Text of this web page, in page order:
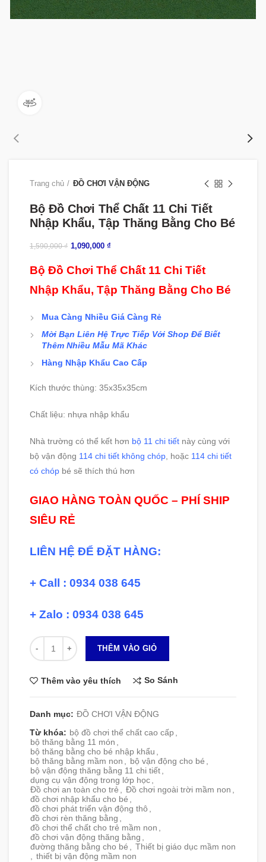
Trang chủ ĐỒ CHƠI VẬN ĐỘNG
Bộ Đồ Chơi Thể Chất 11 Chi Tiết
Nhập Khẩu, Tập Thăng Bằng Cho Bé
1,590,000₫ 1,090,000 ₫
Bộ Đồ Chơi Thể Chất 11 Chi Tiết
Nhập Khẩu, Tập Thăng Bằng Cho Bé
Mua Càng Nhiều Giá Càng Rẻ
Mời Bạn Liên Hệ Trực Tiếp Với Shop Để Biết
Thêm Nhiều Mẫu Mã Khác
Hàng Nhập Khẩu Cao Cấp
Kích thước thùng: 35x35x35cm
Chất liệu: nhựa nhập khẩu
Nhà trường có thể kết hơn bộ 11 chi tiết này cùng với
bộ vận động 114 chi tiết không chóp , hoặc 114 chi tiết
có chóp bé sẽ thích thú hơn
GIAO HÀNG TOÀN QUỐC – PHÍ SHIP
SIÊU RẺ
LIÊN HỆ ĐỂ ĐẶT HÀNG:
+ Call : 0934 038 645
+ Zalo : 0934 038 645
Số lượng
THÊM VÀO GIỎ
Thêm vào yêu thích So Sánh
Danh mục: ĐỒ CHƠI VẬN ĐỘNG
Từ khóa: bộ đồ chơi thể chất cao cấp,
bộ thăng bằng 11 món ,
bộ thăng bằng cho bé nhập khẩu ,
bộ thăng bằng mầm non , bộ vận động cho bé ,
bộ vận động thăng bằng 11 chi tiết,
dụng cụ vận động trong lớp học,
Đồ chơi an toàn cho trẻ , Đồ chơi ngoài trời mầm non ,
đồ chơi nhập khẩu cho bé ,
đồ chơi phát triển vận động thô ,
đồ chơi rèn thăng bằng ,
đồ chơi thể chất cho trẻ mầm non ,
đồ chơi vận động thăng bằng ,
đường thăng bằng cho bé , Thiết bị giáo dục mầm non
, thiết bị vận động mầm non